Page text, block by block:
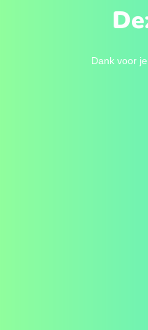
Dank voor